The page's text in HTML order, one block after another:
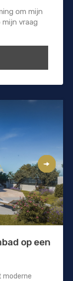
om mijn
vraag
op een
moderne